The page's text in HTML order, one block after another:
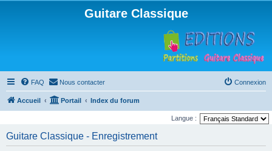
Guitare Classique
FAQ Nous contacter Connexion
Accueil Portail Index du forum
Langue :
Guitare Classique - Enregistrement